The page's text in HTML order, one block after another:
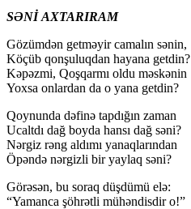
SƏNİ AXTARIRAM
Gözümdən getməyir camalın sənin,
Köçüb qonşuluqdan hayana getdin?
Kəpəzmi, Qoşqarmı oldu məskənin
Yoxsa onlardan da o yana getdin?
Qoynunda dəfinə tapdığın zaman
Ucaltdı dağ boyda hansı dağ səni?
Nərgiz rəng aldımı yanaqlarından
Öpəndə nərgizli bir yaylaq səni?
Görəsən, bu soraq düşdümü elə:
“Yamanca şöhrətli mühəndisdir o!”